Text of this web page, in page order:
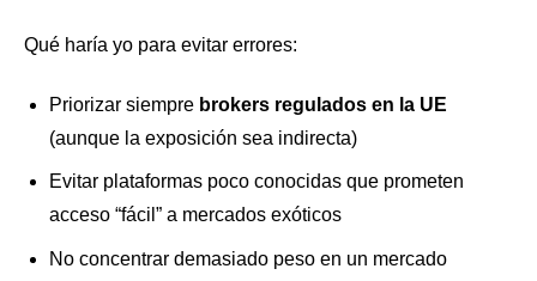
Qué haría yo para evitar errores:
Priorizar siempre brokers regulados en la UE
(aunque la exposición sea indirecta)
Evitar plataformas poco conocidas que prometen
acceso “fácil” a mercados exóticos
No concentrar demasiado peso en un mercado